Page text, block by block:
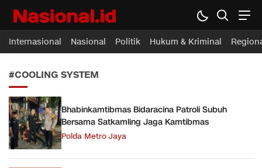
Nasional.id
Membawa Inspirasi Untuk Indonesia
Internasional Nasional Politik Hukum & Kriminal
#COOLING SYSTEM
Bhabinkamtibmas Bidaracina Patroli Subuh
Bersama Satkamling Jaga Kamtibmas
Polda Metro Jaya